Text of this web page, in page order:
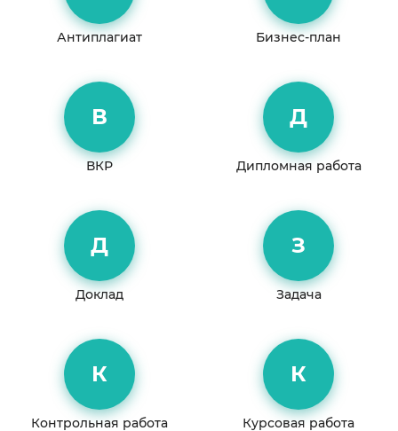
Антиплагиат Бизнес-план
В
ВКР
Д
Дипломная работа
Д
Доклад
З
Задача
К
Контрольная работа
К
Курсовая работа